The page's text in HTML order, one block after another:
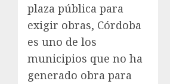
plaza pública para
exigir obras, Córdoba
es uno de los
municipios que no ha
generado obra para